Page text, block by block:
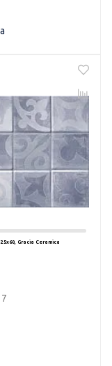
Gracia Ceramica